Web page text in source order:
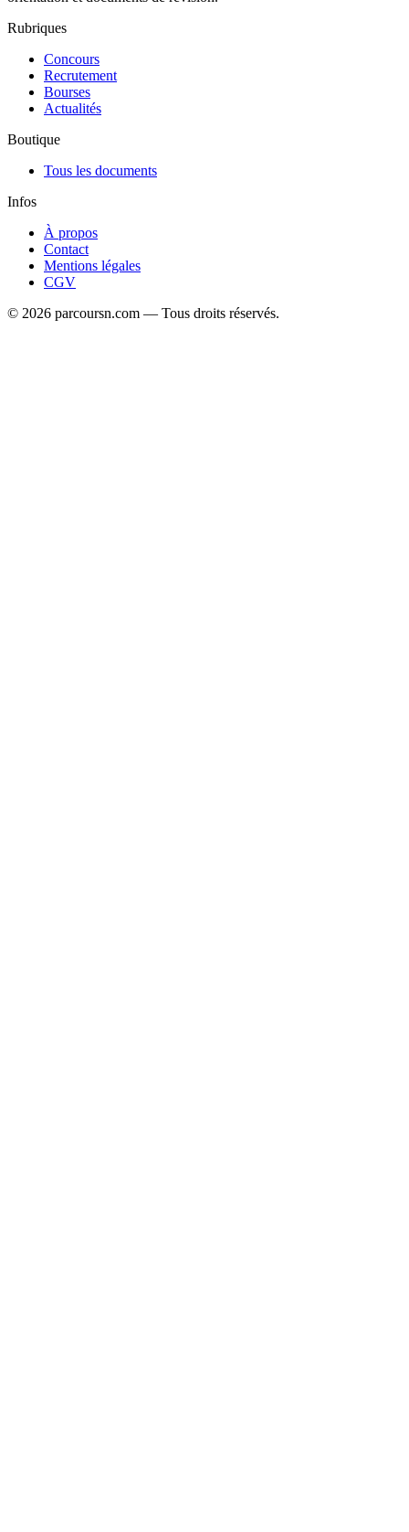
Rubriques
Concours
Recrutement
Bourses
Actualités
Boutique
Tous les documents
Infos
À propos
Contact
Mentions légales
CGV
© 2026 parcoursn.com — Tous droits réservés.